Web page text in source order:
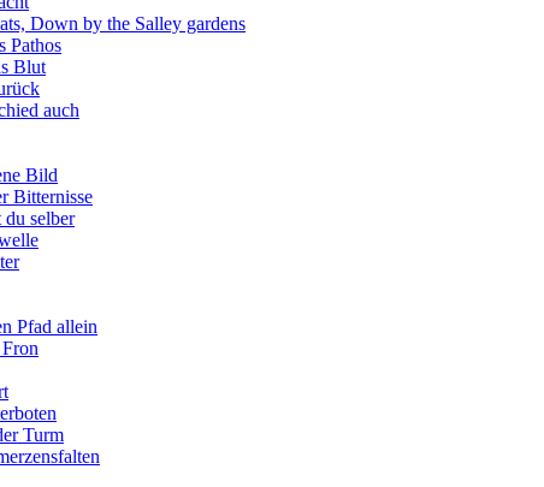
Down by the Salley gardens
Pathos
Blut
auch
Bild
Bitternisse
du selber
Pfad allein
Turm